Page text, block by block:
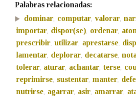
Palabras relacionadas:
dominar, computar, valorar,
importar, dispor(se), ordenar,
prescribir, utilizar, aprestarse,
lamentar, deplorar, decatarse,
tolerar, aturar, achantar, terse,
reprimirse, sustentar, manter,
nutrirse, agarrar, asir, amarrar,